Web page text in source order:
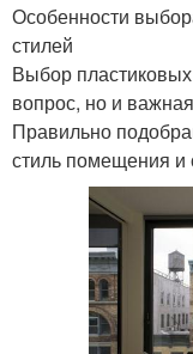
Особенности
стилей
Выбор пластиковых
вопрос, но и
Правильно
стиль помещения и